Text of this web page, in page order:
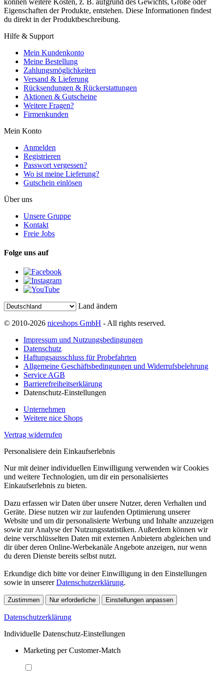
Eigenschaften der Produkte, entstehen. Diese Informationen findest
du direkt in der Produktbeschreibung.
Hilfe & Support
Mein Kundenkonto
Meine Bestellung
Zahlungsmöglichkeiten
Versand & Lieferung
Rücksendungen & Rückerstattungen
Aktionen & Gutscheine
Weitere Fragen?
Firmenkunden
Mein Konto
Anmelden
Registrieren
Passwort vergessen?
Wo ist meine Lieferung?
Gutschein einlösen
Über uns
Unsere Gruppe
Kontakt
Freie Jobs
Folge uns auf
Land ändern
© 2010-2026 niceshops GmbH - All rights reserved.
Impressum und Nutzungsbedingungen
Datenschutz
Haftungsausschluss für Probefahrten
Allgemeine Geschäftsbedingungen und Widerrufsbelehrung
Service AGB
Barrierefreiheitserklärung
Datenschutz-Einstellungen
Unternehmen
Weitere nice Shops
Vertrag widerrufen
Personalisiere dein Einkaufserlebnis
Nur mit deiner individuellen Einwilligung verwenden wir Cookies
und weitere Technologien, um dir ein personalisiertes
Einkaufserlebnis zu bieten.
Dazu erfassen wir Daten über unsere Nutzer, deren Verhalten und
Geräte. Diese nutzen wir zur laufenden Optimierung unserer
Website und um dir personalisierte Werbung und Inhalte anzuzeigen
sowie zur Analyse der Nutzungsstatistiken. Außerdem können wir
deine verschlüsselten Daten mit externen Anbietern abgleichen und
dir über deren Online-Werbekanäle Angebote anzeigen, nur wenn
du deren Dienste bereits selbst nutzt.
Erkundige dich bitte vor deiner Einwilligung in den Einstellungen
sowie in unsererDatenschutzerklärung.
Zustimmen Nur erforderliche Einstellungen anpassen
Datenschutzerklärung
Individuelle Datenschutz-Einstellungen
Marketing per Customer-Match